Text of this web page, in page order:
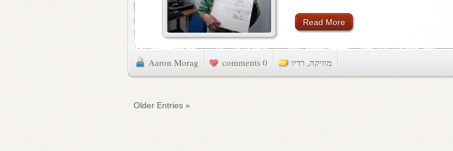
Read More
Aaron Morag 0 comments מוזיקה, רדיו
« Older Entries